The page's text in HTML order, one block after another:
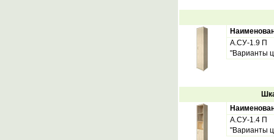
А.СУ-1.9 П
"Варианты
А.СУ-1.4 П
"Варианты